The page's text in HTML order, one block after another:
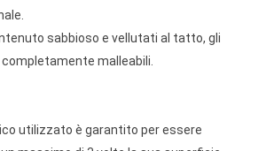
sabbioso e vellutati al tatto, gli
malleabili.
utilizzato è garantito per essere